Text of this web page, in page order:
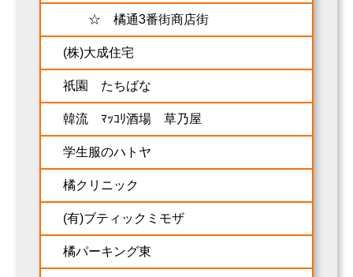
☆ 橘通3番街商店街
(株)大成住宅
祇園 たちばな
韓流 ﾏｯｺﾘ酒場 草乃屋
学生服のハトヤ
橘クリニック
(有)ブティックミモザ
橘パーキング東